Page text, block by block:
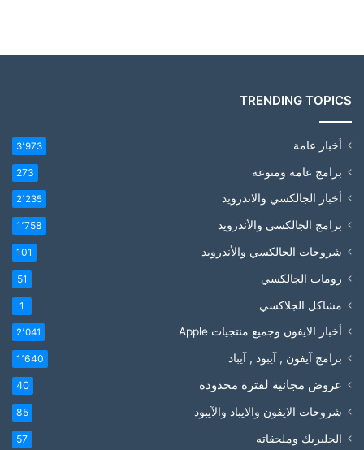
TRENDING TOPICS
أخبار عامة 3٬973
برامج عامة ومنوعة 273
أخبار الجالكسي والاندرويد 2٬235
برامج الجالكسي والأندرويد 1٬758
شروحات الجالكسي والأندرويد 101
رومات الجالكسي 51
مشاكل الجلاكسي 1
أخبار الايفون وجميع منتجيات Apple 2٬041
برامج آيفون , آيبود , آيباد 1٬640
عروض مجانية لفترة محدودة 40
شروحات الايفون والايباد والآيبود 85
الجلبريك وملحقاته 57